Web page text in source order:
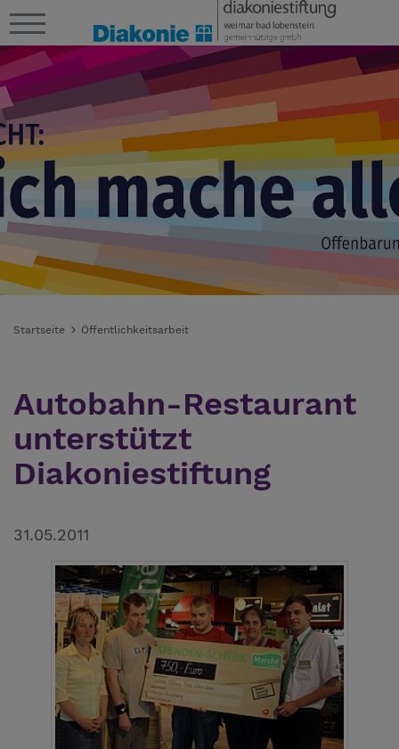
Startseite Öffentlichkeitsarbeit
Autobahn-Restaurant
unterstützt
Diakoniestiftung
31.05.2011